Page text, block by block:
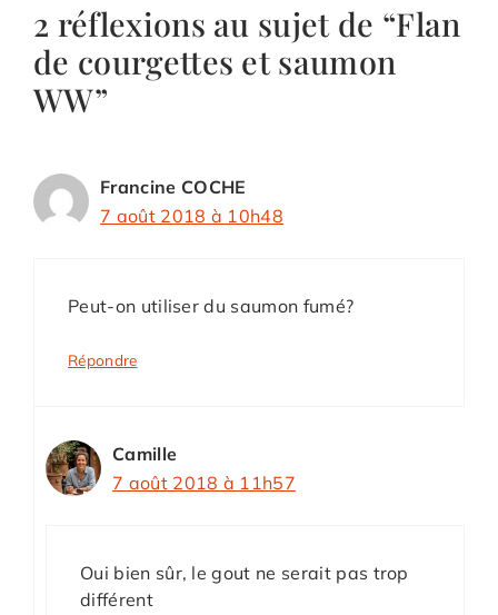
2 réflexions au sujet de “Flan
de courgettes et saumon
WW”
Francine COCHE
7 août 2018 à 10h48
Peut-on utiliser du saumon fumé?
Répondre
Camille
7 août 2018 à 11h57
Oui bien sûr, le gout ne serait pas trop
différent